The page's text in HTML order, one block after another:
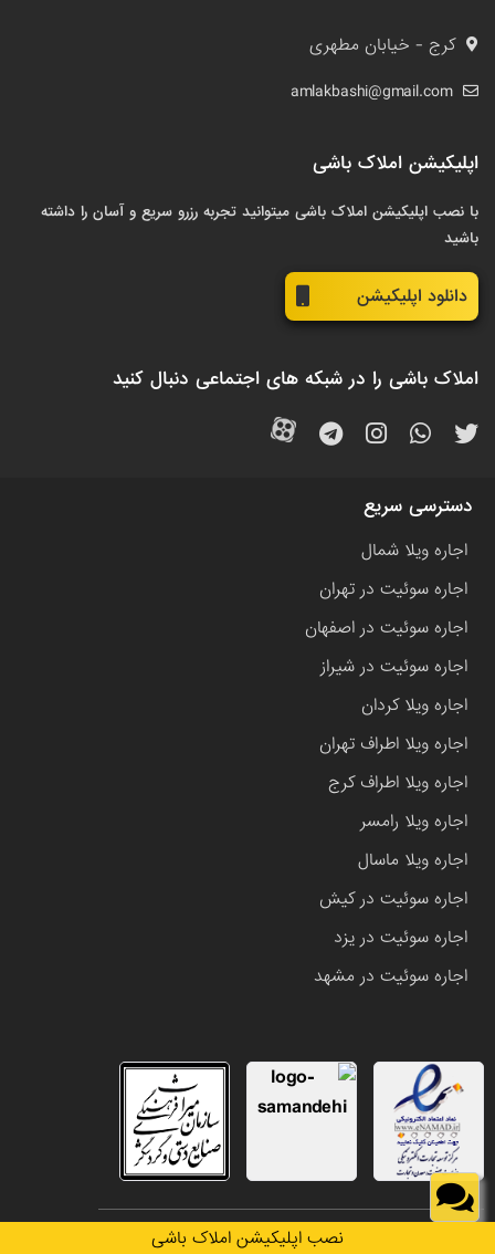
نصب اپلیکیشن املاک باشی
کرج - خیابان مطهری
amlakbashi@gmail.com
اپلیکیشن املاک باشی
با نصب اپلیکیشن املاک باشی میتوانید تجربه رزرو سریع و آسان را داشته
باشید
دانلود اپلیکیشن
املاک باشی را در شبکه های اجتماعی دنبال کنید
دسترسی سریع
اجاره ویلا شمال
اجاره سوئیت در تهران
اجاره سوئیت در اصفهان
اجاره سوئیت در شیراز
اجاره ویلا کردان
اجاره ویلا اطراف تهران
اجاره ویلا اطراف کرج
اجاره ویلا رامسر
اجاره ویلا ماسال
اجاره سوئیت در کیش
اجاره سوئیت در یزد
اجاره سوئیت در مشهد
تمامی حقوق این وب سایت متعلق به املاک باشی می باشد.